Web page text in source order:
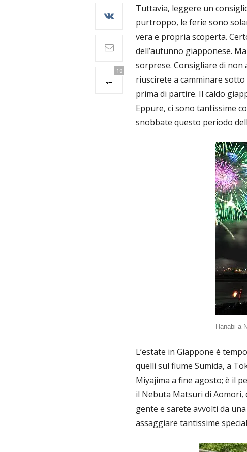
10
Tuttavia, leggere un
purtroppo, le ferie sono
vera e propria scoperta.
dell’autunno giapponese.
sorprese. Consigliare di
riuscirete a camminare
prima di partire. Il caldo
Eppure, ci sono tantissime
snobbate questo periodo
Hanabi a
L’estate in Giappone è
quelli sul fiume Sumida, a
Miyajima a fine agosto; è il
il Nebuta Matsuri di Aomori,
gente e sarete avvolti da
assaggiare tantissime